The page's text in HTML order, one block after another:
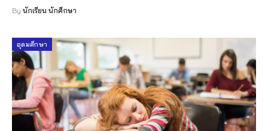
By นักเรียน นักศึกษา
อุดมศึกษา